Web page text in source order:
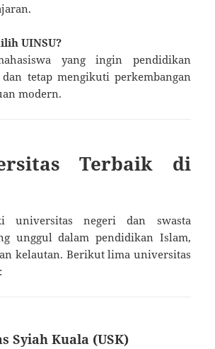
UINSU?
yang ingin pendidikan
tetap mengikuti perkembangan
modern.
Terbaik di
universitas negeri dan swasta
unggul dalam pendidikan Islam,
kelautan. Berikut lima universitas
Syiah Kuala (USK)